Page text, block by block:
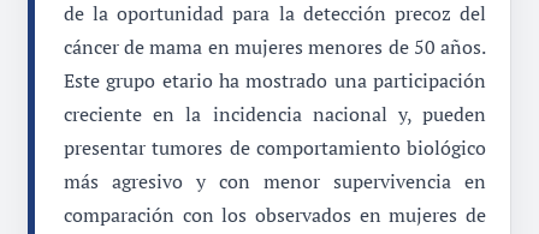
de la oportunidad para la detección precoz del
cáncer de mama en mujeres menores de 50 años.
Este grupo etario ha mostrado una participación
creciente en la incidencia nacional y, pueden
presentar tumores de comportamiento biológico
más agresivo y con menor supervivencia en
comparación con los observados en mujeres de